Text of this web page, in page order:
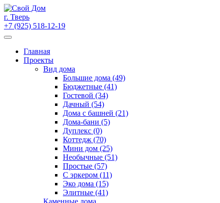
Skip
to
content
г. Тверь
+7 (925) 518-12-19
Главная
Проекты
Вид дома
Большие дома (49)
Бюджетные (41)
Гостевой (34)
Дачный (54)
Дома с башней (21)
Дома-бани (5)
Дуплекс (0)
Коттедж (70)
Мини дом (25)
Необычные (51)
Простые (57)
С эркером (11)
Эко дома (15)
Элитные (41)
Каменные дома